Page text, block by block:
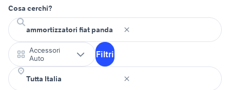
Cosa cerchi?
Accessori
Auto
Filtri